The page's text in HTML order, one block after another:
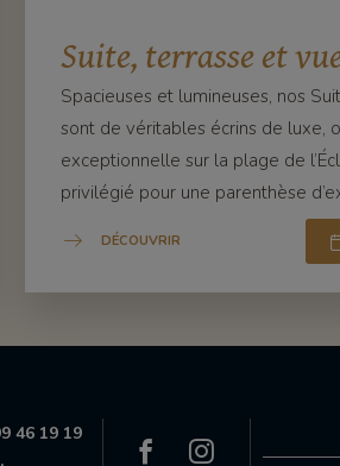
Suite, terrasse et
Spacieuses et lumineuses, nos
sont de véritables écrins de luxe,
exceptionnelle sur la plage de
privilégié pour une parenthèse
DÉCOUVRIR
46 19 19